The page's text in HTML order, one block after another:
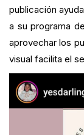
publicación
a su programa
aprovechar los
visual facilita el